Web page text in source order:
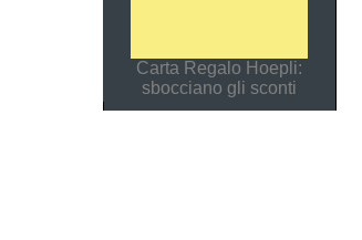
Carta Regalo Hoepli:
sbocciano gli sconti